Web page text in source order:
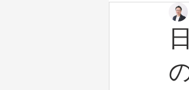
永住許可申請
ホテルにおけ